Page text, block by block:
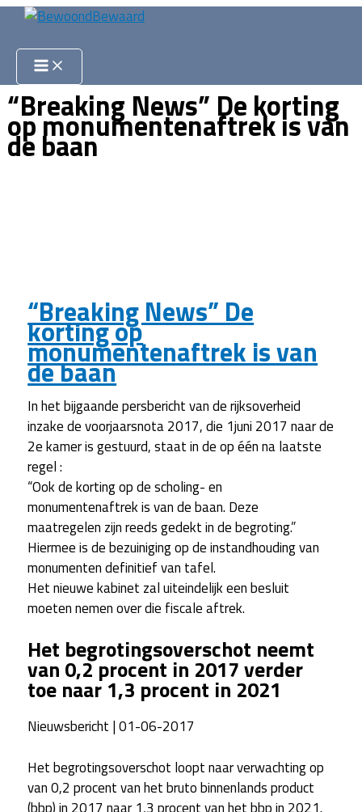
de
inhoud
“Breaking News” De korting
op monumentenaftrek is van
de baan
“Breaking News” De
korting op
monumentenaftrek is van
de baan
In het bijgaande persbericht van de rijksoverheid
inzake de voorjaarsnota 2017, die 1juni 2017 naar de
2e kamer is gestuurd, staat in de op één na laatste
regel :
“Ook de korting op de scholing- en
monumentenaftrek is van de baan. Deze
maatregelen zijn reeds gedekt in de begroting.”
Hiermee is de bezuiniging op de instandhouding van
monumenten definitief van tafel.
Het nieuwe kabinet zal uiteindelijk een besluit
moeten nemen over die fiscale aftrek.
Het begrotingsoverschot neemt
van 0,2 procent in 2017 verder
toe naar 1,3 procent in 2021
Nieuwsbericht | 01-06-2017
Het begrotingsoverschot loopt naar verwachting op
van 0,2 procent van het bruto binnenlands product
(bbp) in 2017 naar 1,3 procent van het bbp in 2021.